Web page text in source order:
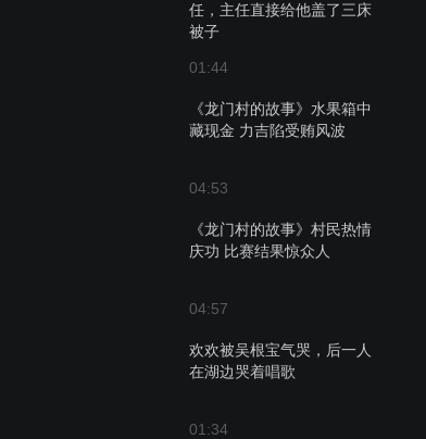
任，主任直接给他盖了三床
被子
01:44
《龙门村的故事》水果箱中
藏现金 力吉陷受贿风波
04:53
《龙门村的故事》村民热情
庆功 比赛结果惊众人
04:57
欢欢被吴根宝气哭，后一人
在湖边哭着唱歌
01:34